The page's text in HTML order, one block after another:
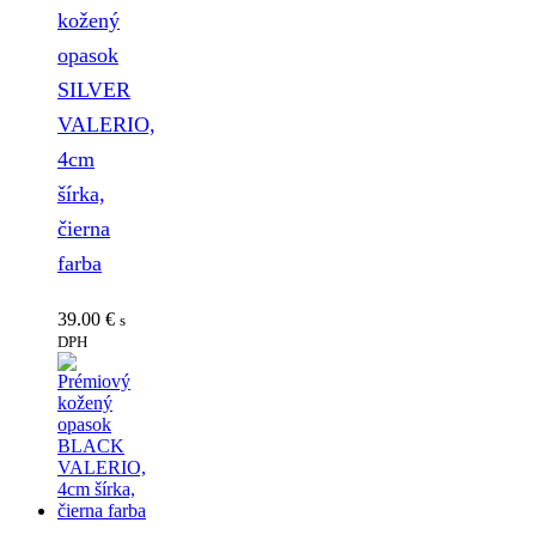
kožený
opasok
SILVER
VALERIO,
4cm
šírka,
čierna
farba
39.00 € s
DPH